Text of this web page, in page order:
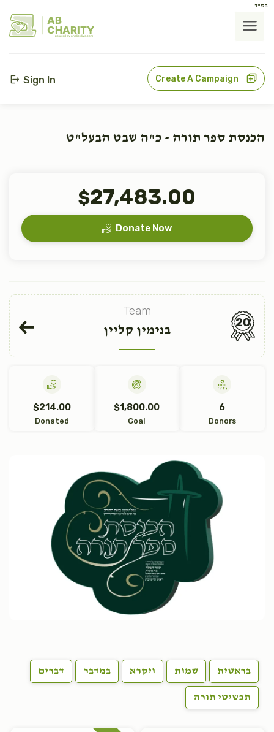
בס"ד
AB
CHARITY
powerd by ahblicklive.com
Sign In Create A Campaign
הכנסת ספר תורה - כ"ה שבט הבעל"ט
$27,483.00
Donate Now
Team
בנימין קליין
20
$214.00
Donated
$1,800.00
Goal
6
Donors
בראשית שמות ויקרא במדבר דברים
תכשיטי תורה